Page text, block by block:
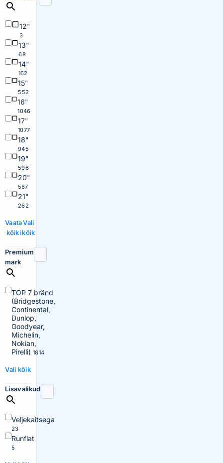
12"
3
13"
68
14"
162
15"
552
16"
1046
17"
1077
18"
945
19"
596
20"
587
21"
262
Vaata
kõiki
Vali
kõik
Premium
mark
TOP 7 bränd
(Bridgestone,
Continental,
Dunlop,
Goodyear,
Michelin,
Nokian,
Pirelli) 1814
Vali kõik
Lisavalikud
Veljekaitsega
23
Runflat
5